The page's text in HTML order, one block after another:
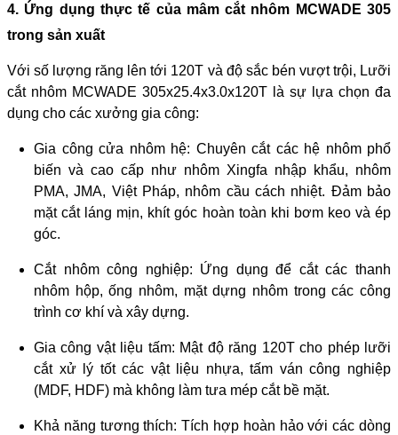
4. Ứng dụng thực tế của mâm cắt nhôm MCWADE 305
trong sản xuất
Với số lượng răng lên tới 120T và độ sắc bén vượt trội, Lưỡi
cắt nhôm MCWADE 305x25.4x3.0x120T là sự lựa chọn đa
dụng cho các xưởng gia công:
Gia công cửa nhôm hệ: Chuyên cắt các hệ nhôm phổ
biến và cao cấp như nhôm Xingfa nhập khẩu, nhôm
PMA, JMA, Việt Pháp, nhôm cầu cách nhiệt. Đảm bảo
mặt cắt láng mịn, khít góc hoàn toàn khi bơm keo và ép
góc.
Cắt nhôm công nghiệp: Ứng dụng để cắt các thanh
nhôm hộp, ống nhôm, mặt dựng nhôm trong các công
trình cơ khí và xây dựng.
Gia công vật liệu tấm: Mật độ răng 120T cho phép lưỡi
cắt xử lý tốt các vật liệu nhựa, tấm ván công nghiệp
(MDF, HDF) mà không làm tưa mép cắt bề mặt.
Khả năng tương thích: Tích hợp hoàn hảo với các dòng